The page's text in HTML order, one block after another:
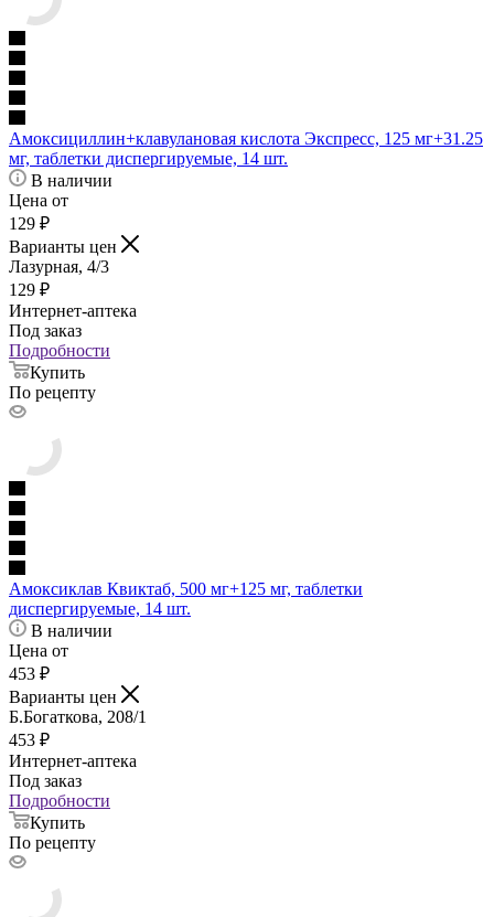
Амоксициллин+клавулановая кислота Экспресс, 125 мг+31.25
мг, таблетки диспергируемые, 14 шт.
В наличии
Цена от
129 ₽
Варианты цен
Лазурная, 4/3
129 ₽
Интернет-аптека
Под заказ
Подробности
Купить
По рецепту
Амоксиклав Квиктаб, 500 мг+125 мг, таблетки
диспергируемые, 14 шт.
В наличии
Цена от
453 ₽
Варианты цен
Б.Богаткова, 208/1
453 ₽
Интернет-аптека
Под заказ
Подробности
Купить
По рецепту